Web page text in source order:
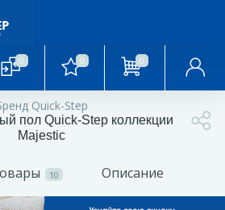
0 0 0
Quick-Step
пол Quick-Step коллекции
Majestic
10 Описание